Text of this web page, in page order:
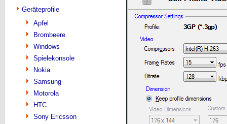
Geräteprofile
Apfel
Brombeere
Windows
Spielekonsole
Nokia
Samsung
Motorola
HTC
Sony Ericsson